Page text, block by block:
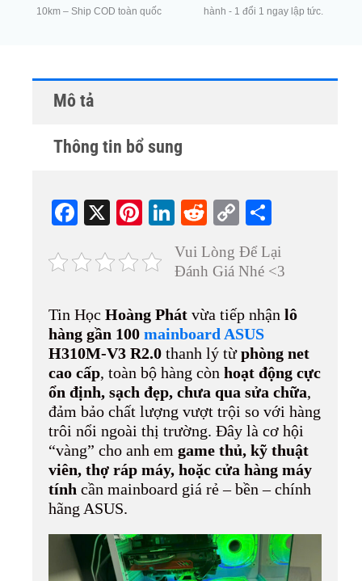
10km – Ship COD toàn quốc
hành - 1 đổi 1 ngay lập tức.
Mô tả
Thông tin bổ sung
Fa
bo
X
Pi
er
t
Li
ed
R
di
C
op
y
nk
re
Vui Lòng Để Lại
Đánh Giá Nhé <3
Tin Học Hoàng Phát vừa tiếp nhận lô
hàng gần 100 mainboard ASUS
H310M-V3 R2.0 thanh lý từphòng net
cao cấp, toàn bộ hàng còn hoạt động cực
ổn định, sạch đẹp, chưa qua sửa chữa,
đảm bảo chất lượng vượt trội so với hàng
trôi nổi ngoài thị trường. Đây là cơ hội
“vàng” cho anh em game thủ, kỹ thuật
viên, thợ ráp máy, hoặc cửa hàng máy
tính cần mainboard giá rẻ – bền – chính
hãng ASUS.